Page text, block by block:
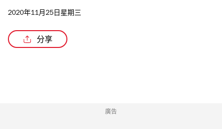
2020年11月25日星期三
分享
廣告